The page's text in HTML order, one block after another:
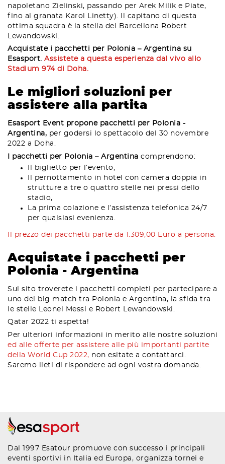
napoletano Zielinski, passando per Arek Milik e Piate,
fino al granata Karol Linetty). Il capitano di questa
ottima squadra è la stella del Barcellona Robert
Lewandowski.
Acquistate i pacchetti per Polonia – Argentina su
Esasport. Assistete a questa esperienza dal vivo allo
Stadium 974 di Doha.
Le migliori soluzioni per
assistere alla partita
Esasport Event propone pacchetti per Polonia -
Argentina, per godersi lo spettacolo del 30 novembre
2022 a Doha.
I pacchetti per Polonia – Argentina comprendono:
Il biglietto per l’evento,
Il pernottamento in hotel con camera doppia in
strutture a tre o quattro stelle nei pressi dello
stadio,
La prima colazione e l’assistenza telefonica 24/7
per qualsiasi evenienza.
Il prezzo dei pacchetti parte da 1.309,00 Euro a persona.
Acquistate i pacchetti per
Polonia - Argentina
Sul sito troverete i pacchetti completi per partecipare a
uno dei big match tra Polonia e Argentina, la sfida tra
le stelle Leonel Messi e Robert Lewandowski.
Qatar 2022 ti aspetta!
Per ulteriori informazioni in merito alle nostre soluzioni
ed alle offerte per assistere alle più importanti partite
della World Cup 2022, non esitate a contattarci.
Saremo lieti di rispondere ad ogni vostra domanda.
Dal 1997 Esatour promuove con successo i principali
eventi sportivi in Italia ed Europa, organizza tornei e